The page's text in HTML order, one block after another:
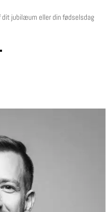
jubilæum eller din fødselsdag